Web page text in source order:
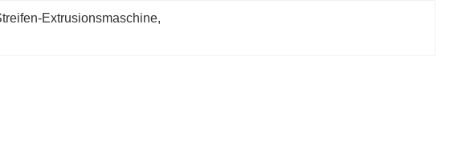
Extrusionsmaschine,